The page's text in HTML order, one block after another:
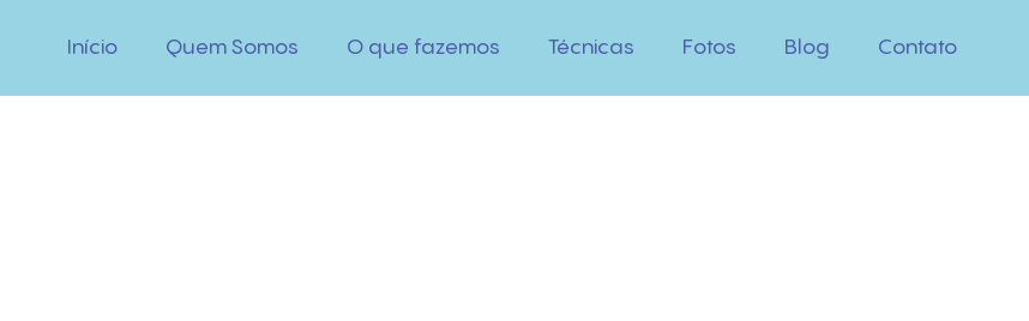
Início Quem Somos O que fazemos Técnicas Fotos Blog Contato